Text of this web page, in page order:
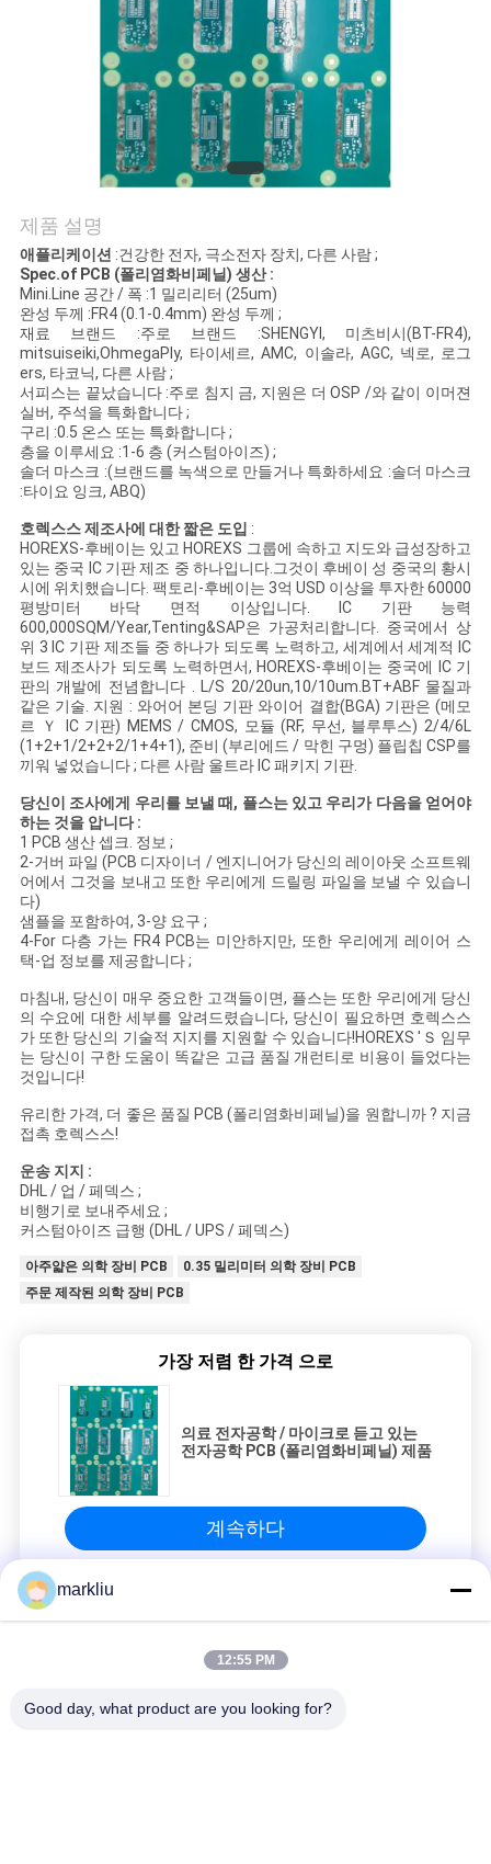
스
인
용
문
을
요
구
하
세
요
사
이
트
맵
PRIVACY
POLICY
제품 설명
애플리케이션 :건강한 전자, 극소전자 장치, 다른 사람 ;
Spec.of PCB (폴리염화비페닐) 생산 :
Mini.Line 공간 / 폭 :1 밀리리터 (25um)
완성 두께 :FR4 (0.1-0.4mm) 완성 두께 ;
재료 브랜드 :주로 브랜드 :SHENGYI, 미츠비시(BT-FR4),
mitsuiseiki,OhmegaPly, 타이세르, AMC, 이솔라, AGC, 넥로, 로그
ers, 타코닉, 다른 사람 ;
서피스는 끝났습니다 :주로 침지 금, 지원은 더 OSP /와 같이 이머젼
실버, 주석을 특화합니다 ;
구리 :0.5 온스 또는 특화합니다 ;
층을 이루세요 :1-6 층 (커스텀아이즈) ;
솔더 마스크 :(브랜드를 녹색으로 만들거나 특화하세요 :솔더 마스크
:타이요 잉크, ABQ)
호렉스스 제조사에 대한 짧은 도입 :
HOREXS-후베이는 있고 HOREXS 그룹에 속하고 지도와 급성장하고
있는 중국 IC 기판 제조 중 하나입니다.그것이 후베이 성 중국의 황시
시에 위치했습니다. 팩토리-후베이는 3억 USD 이상을 투자한 60000
평방미터 바닥 면적 이상입니다. IC 기판 능력
600,000SQM/Year,Tenting&SAP은 가공처리합니다. 중국에서 상
위 3 IC 기판 제조들 중 하나가 되도록 노력하고, 세계에서 세계적 IC
보드 제조사가 되도록 노력하면서, HOREXS-후베이는 중국에 IC 기
판의 개발에 전념합니다 . L/S 20/20un,10/10um.BT+ABF 물질과
같은 기술. 지원 : 와어어 본딩 기판 와이어 결합(BGA) 기판은 (메모
르 Ｙ IC 기판) MEMS / CMOS, 모듈 (RF, 무선, 블루투스) 2/4/6L
(1+2+1/2+2+2/1+4+1), 준비 (부리에드 / 막힌 구멍) 플립칩 CSP를
끼워 넣었습니다 ; 다른 사람 울트라 IC 패키지 기판.
당신이 조사에게 우리를 보낼 때, 플스는 있고 우리가 다음을 얻어야
하는 것을 압니다 :
1 PCB 생산 셉크. 정보 ;
2-거버 파일 (PCB 디자이너 / 엔지니어가 당신의 레이아웃 소프트웨
어에서 그것을 보내고 또한 우리에게 드릴링 파일을 보낼 수 있습니
다)
샘플을 포함하여, 3-양 요구 ;
4-For 다층 가는 FR4 PCB는 미안하지만, 또한 우리에게 레이어 스
택-업 정보를 제공합니다 ;
마침내, 당신이 매우 중요한 고객들이면, 플스는 또한 우리에게 당신
의 수요에 대한 세부를 알려드렸습니다, 당신이 필요하면 호렉스스
가 또한 당신의 기술적 지지를 지원할 수 있습니다!HOREXS 'Ｓ 임무
는 당신이 구한 도움이 똑같은 고급 품질 개런티로 비용이 들었다는
것입니다!
유리한 가격, 더 좋은 품질 PCB (폴리염화비페닐)을 원합니까 ? 지금
접촉 호렉스스!
운송 지지 :
DHL / 업 / 페덱스 ;
비행기로 보내주세요 ;
커스텀아이즈 급행 (DHL / UPS / 페덱스)
아주얇은 의학 장비 PCB
0.35 밀리미터 의학 장비 PCB
주문 제작된 의학 장비 PCB
가장 저렴 한 가격 으로
의료 전자공학 / 마이크로 듣고 있는
전자공학 PCB (폴리염화비페닐) 제품
계속하다
의학 장비 PCB
의료 전자공학 / 마이크로 듣고 있는 전자공학 PCB (폴리염화비페
markliu
12:55 PM
Good day, what product are you looking for?